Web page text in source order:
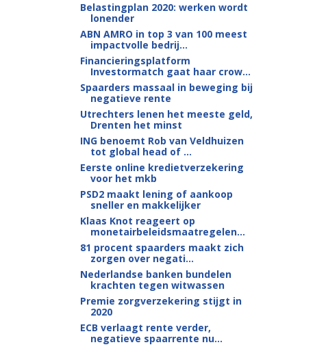
Belastingplan 2020: werken wordt
lonender
ABN AMRO in top 3 van 100 meest
impactvolle bedrij...
Financieringsplatform
Investormatch gaat haar crow...
Spaarders massaal in beweging bij
negatieve rente
Utrechters lenen het meeste geld,
Drenten het minst
ING benoemt Rob van Veldhuizen
tot global head of ...
Eerste online kredietverzekering
voor het mkb
PSD2 maakt lening of aankoop
sneller en makkelijker
Klaas Knot reageert op
monetairbeleids­maatregelen...
81 procent spaarders maakt zich
zorgen over negati...
Nederlandse banken bundelen
krachten tegen witwassen
Premie zorgverzekering stijgt in
2020
ECB verlaagt rente verder,
negatieve spaarrente nu...